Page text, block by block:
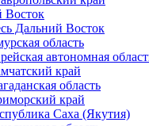
Восток
Дальний Восток
область
автономная
край
область
край
Саха (Якутия)